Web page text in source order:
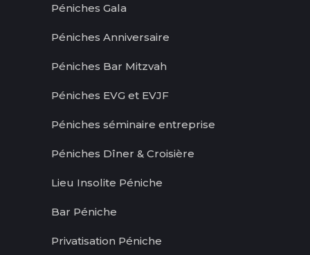
Péniches Gala
Péniches Anniversaire
Péniches Bar Mitzvah
Péniches EVG et EVJF
Péniches séminaire entreprise
Péniches Dîner & Croisière
Lieu Insolite Péniche
Bar Péniche
Privatisation Péniche